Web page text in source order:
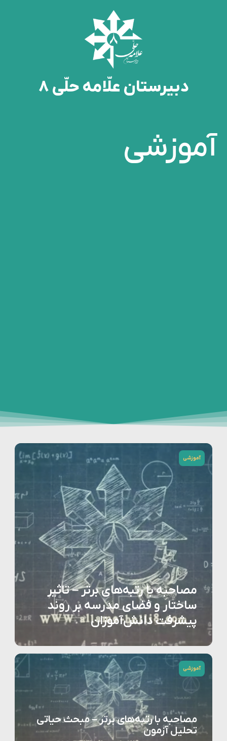
دبیرستان علّامه حلّی 8
آموزشی
مصاحبه با رتبه‌های برتر – تاثیر
ساختار و فضای مدرسه بر روند
پیشرفت دانش‌آموزان
آموزشی
مصاحبه با رتبه‌های برتر – مبحث حیاتی
تحلیل آزمون
آموزشی